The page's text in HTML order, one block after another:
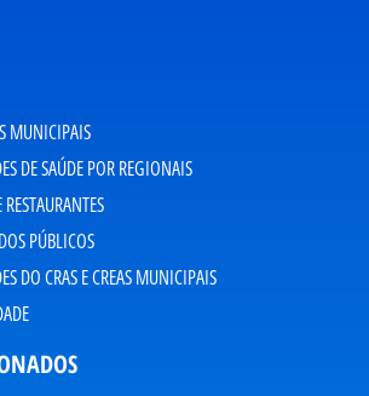
MUNICIPAIS
DE SAÚDE POR REGIONAIS
PÚBLICOS
DO CRAS E CREAS MUNICIPAIS